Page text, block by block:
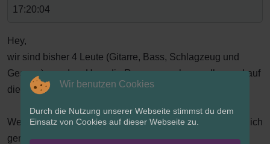
17:20:04
Hey,
wir sind bisher 4 Leute (Gitarre, Bass, Schlagzeug und
Gesang) aus dem Harz die Reggae machen wollen und auf
diesen Weg einen Keyboarder suchen!
Wenn du dich angesprochen fühlst und Bock hast meld dich
gerne !
Wir benutzen Cookies
Durch die Nutzung unserer Webseite stimmst du dem
Einsatz von Cookies auf dieser Webseite zu.